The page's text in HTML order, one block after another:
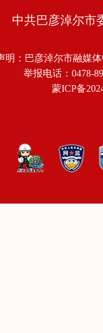
中共巴彦淖尔市
明：巴彦淖尔市融媒
举报电话：0478-
蒙ICP备